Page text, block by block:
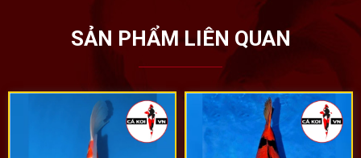
SẢN PHẨM LIÊN QUAN